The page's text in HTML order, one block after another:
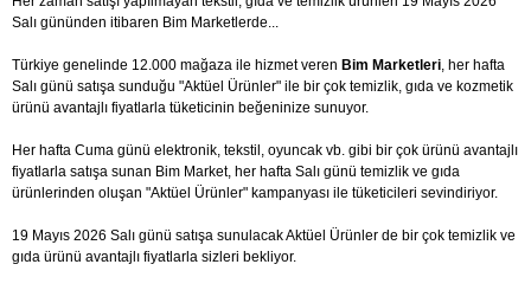
Salı gününden itibaren Bim Marketlerde...
Türkiye genelinde 12.000 mağaza ile hizmet veren Bim Marketleri, her hafta
Salı günü satışa sunduğu "Aktüel Ürünler" ile bir çok temizlik, gıda ve kozmetik
ürünü avantajlı fiyatlarla tüketicinin beğeninize sunuyor.
Her hafta Cuma günü elektronik, tekstil, oyuncak vb. gibi bir çok ürünü avantajlı
fiyatlarla satışa sunan Bim Market, her hafta Salı günü temizlik ve gıda
ürünlerinden oluşan "Aktüel Ürünler" kampanyası ile tüketicileri sevindiriyor.
19 Mayıs 2026 Salı günü satışa sunulacak Aktüel Ürünler de bir çok temizlik ve
gıda ürünü avantajlı fiyatlarla sizleri bekliyor.